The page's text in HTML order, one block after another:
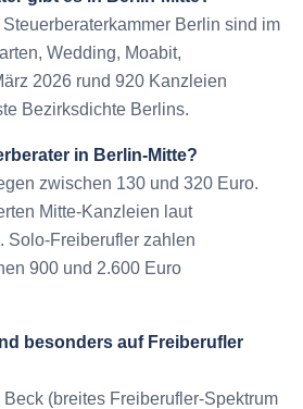
Berlin sind im
Wedding, Moabit,
2026 rund 920 Kanzleien
Bezirksdichte Berlins.
in Berlin-Mitte?
zwischen 130 und 320 Euro.
Mitte-Kanzleien laut
Solo-Freiberufler zahlen
900 und 2.600 Euro
besonders auf Freiberufler
(breites Freiberufler-Spektrum